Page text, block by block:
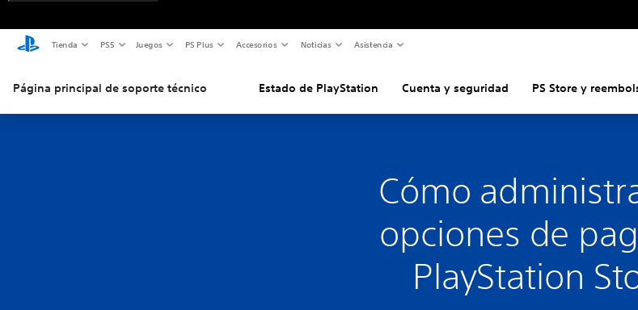
Tienda PS5 Juegos PS Plus Accesorios Noticias Asistencia
Página principal de soporte técnico Estado de PlayStation Cuenta y seguridad PS Store y
Cómo
opciones de
PlayStation